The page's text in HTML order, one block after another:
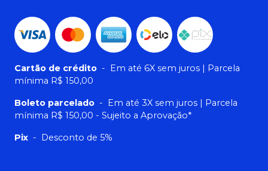
Cartão de crédito - Em até 6X sem juros | Parcela
mínima R$ 150,00
Boleto parcelado - Em até 3X sem juros | Parcela
mínima R$ 150,00 - Sujeito a Aprovação*
Pix - Desconto de 5%